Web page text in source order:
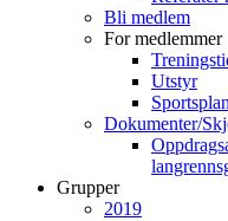
Bli medlem
For medlemmer
Utstyr
Dokumenter/
Grupper
2019